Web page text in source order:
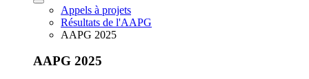
Appels à projets
Résultats de l'AAPG
AAPG 2025
AAPG 2025